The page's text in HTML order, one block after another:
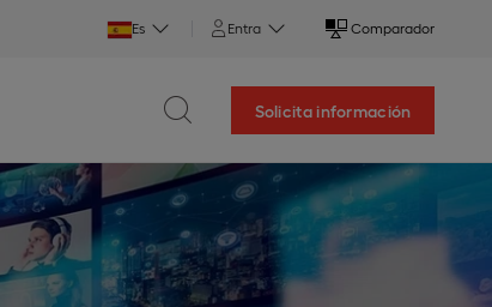
Es Entra Comparador
Solicita información